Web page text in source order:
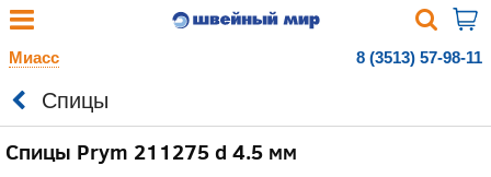
Миасс 8 (3513) 57-98-11
Спицы
Спицы Prym 211275 d 4.5 мм